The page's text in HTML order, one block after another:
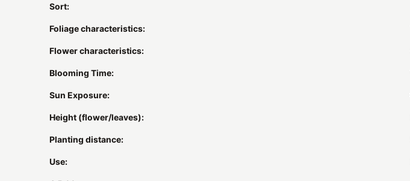
Sort:
Foliage characteristics:
Flower characteristics:
Blooming Time:
Sun Exposure:
Height (flower/leaves):
Planting distance:
Use: